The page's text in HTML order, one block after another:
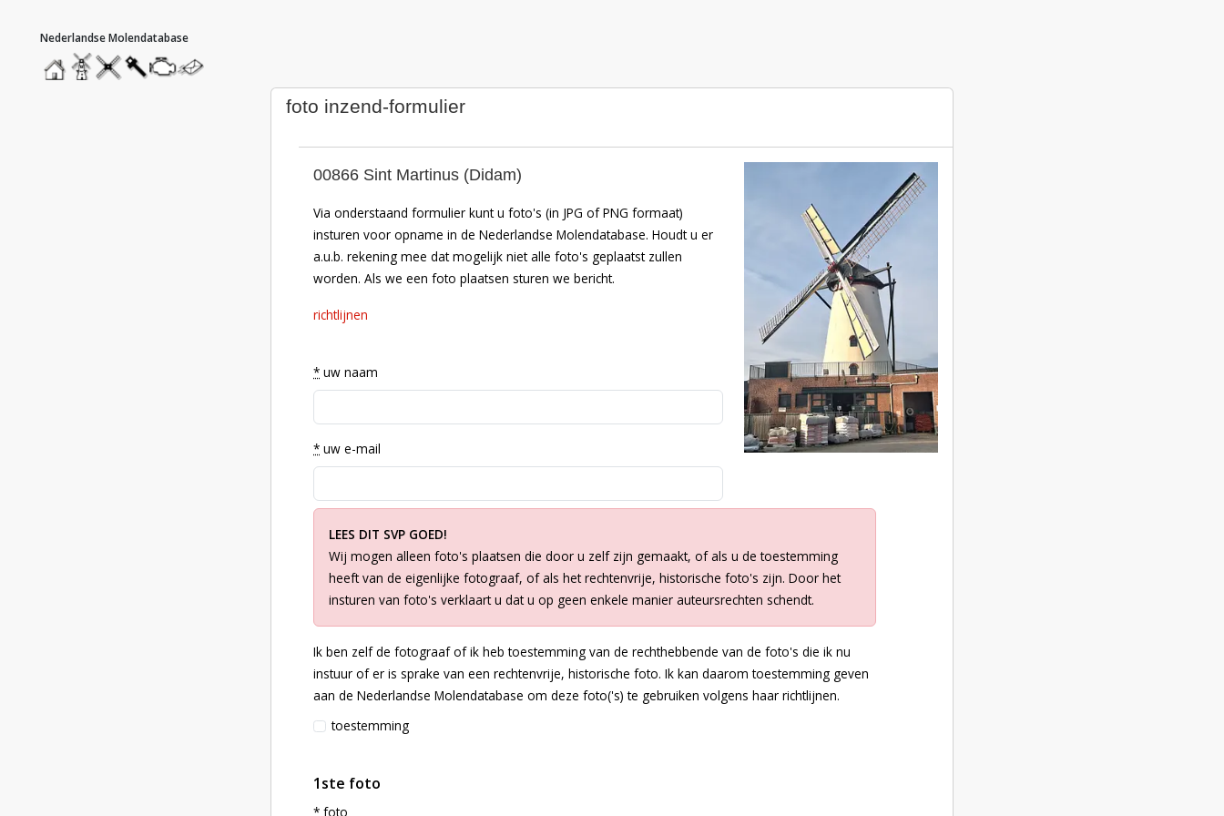
hoofdmenu
homemolendatabase
roedendatabase
assendatabase
motorendatabase
stuur
een
foto inzend-formulier
00866 Sint Martinus (Didam)
Via onderstaand formulier kunt u foto's (in JPG of PNG formaat)
insturen voor opname in de Nederlandse Molendatabase. Houdt u er
a.u.b. rekening mee dat mogelijk niet alle foto's geplaatst zullen
worden. Als we een foto plaatsen sturen we bericht.
richtlijnen
* uw naam
* uw e-mail
LEES DIT SVP GOED!
Wij mogen alleen foto's plaatsen die door u zelf zijn gemaakt, of als u de toestemming
heeft van de eigenlijke fotograaf, of als het rechtenvrije, historische foto's zijn. Door het
insturen van foto's verklaart u dat u op geen enkele manier auteursrechten schendt.
Ik ben zelf de fotograaf of ik heb toestemming van de rechthebbende van de foto's die ik nu
instuur of er is sprake van een rechtenvrije, historische foto. Ik kan daarom toestemming geven
aan de Nederlandse Molendatabase om deze foto('s) te gebruiken volgens haar richtlijnen.
toestemming
1ste foto
* foto